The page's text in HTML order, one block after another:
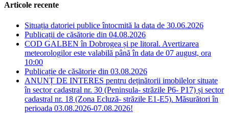
Articole recente
Situația datoriei publice întocmită la data de 30.06.2026
Publicații de căsătorie din 04.08.2026
COD GALBEN în Dobrogea și pe litoral. Avertizarea
meteorologilor este valabilă până în data de 07 august, ora
10:00
Publicație de căsătorie din 03.08.2026
ANUNȚ DE INTERES pentru deținătorii imobilelor situate
în sector cadastral nr. 30 (Peninsula- străzile P6- P17) și sector
cadastral nr. 18 (Zona Ecluză- străzile E1-E5). Măsurători în
perioada 03.08.2026-07.08.2026!